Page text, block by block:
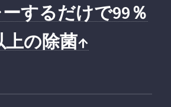
するだけで99％
上の除菌↑